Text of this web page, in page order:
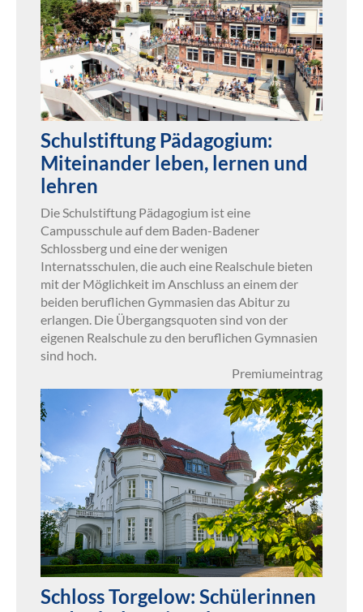
Schulstiftung Pädagogium:
Miteinander leben, lernen und
lehren
Die Schulstiftung Pädagogium ist eine
Campusschule auf dem Baden-Badener
Schlossberg und eine der wenigen
Internatsschulen, die auch eine Realschule bieten
mit der Möglichkeit im Anschluss an einem der
beiden beruflichen Gymmasien das Abitur zu
erlangen. Die Übergangsquoten sind von der
eigenen Realschule zu den beruflichen Gymnasien
sind hoch.
Premiumeintrag
Schloss Torgelow: Schülerinnen